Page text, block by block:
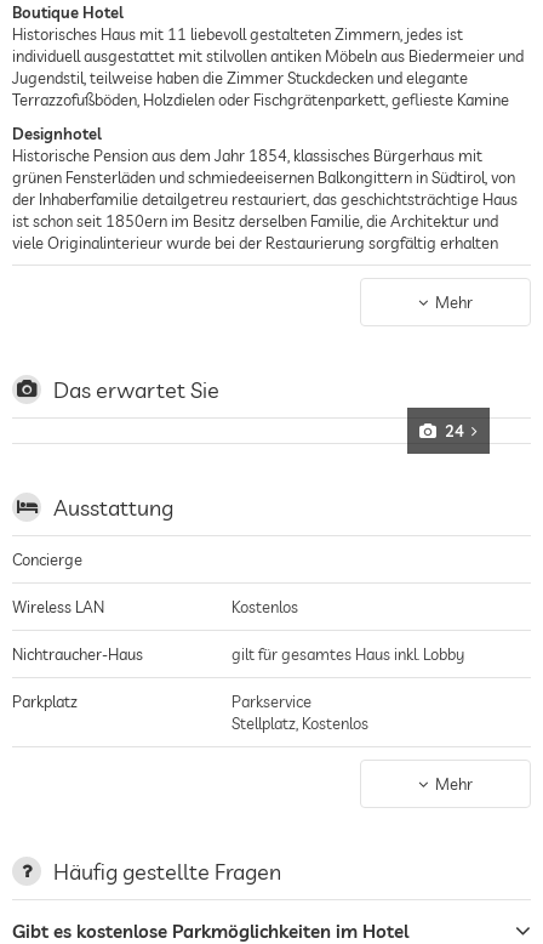
Boutique Hotel
Historisches Haus mit 11 liebevoll gestalteten Zimmern, jedes ist
individuell ausgestattet mit stilvollen antiken Möbeln aus Biedermeier und
Jugendstil, teilweise haben die Zimmer Stuckdecken und elegante
Terrazzofußböden, Holzdielen oder Fischgrätenparkett, geflieste Kamine
Designhotel
Historische Pension aus dem Jahr 1854, klassisches Bürgerhaus mit
grünen Fensterläden und schmiedeeisernen Balkongittern in Südtirol, von
der Inhaberfamilie detailgetreu restauriert, das geschichtsträchtige Haus
ist schon seit 1850ern im Besitz derselben Familie, die Architektur und
viele Originalinterieur wurde bei der Restaurierung sorgfältig erhalten
Hervorragende Lage am ruhigen Rand der Stadt Meran, gleichzeitig nur 5
Gehminuten vom Zentrum entfernt, das Hotel biete einen herrlichen
Mehr
Das erwartet Sie
24
Ausstattung
Concierge
Wireless LAN Kostenlos
Nichtraucher-Haus gilt für gesamtes Haus inkl. Lobby
Parkplatz
Parkservice
Stellplatz, Kostenlos
Garten/Außenbereich
Mehr
Häufig gestellte Fragen
Gibt es kostenlose Parkmöglichkeiten im Hotel